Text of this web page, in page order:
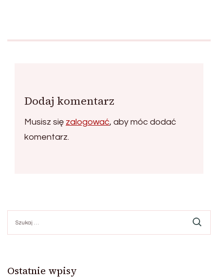
Dodaj komentarz
Musisz się zalogować, aby móc dodać
komentarz.
Ostatnie wpisy